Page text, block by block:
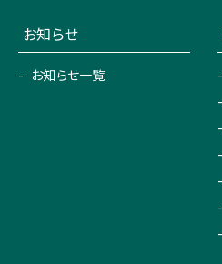
お知らせ
お知らせ一覧